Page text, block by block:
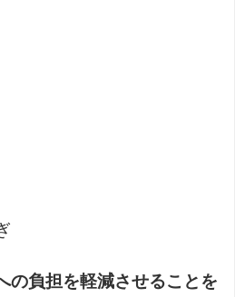
の負担を軽減させることを